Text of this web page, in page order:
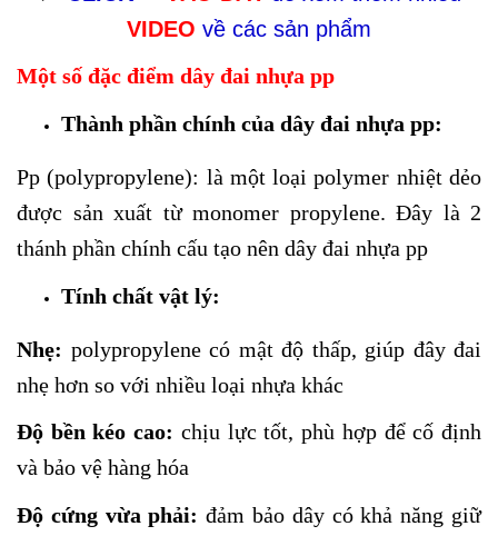
VIDEO về các sản phẩm
Một số đặc điểm dây đai nhựa pp
Thành phần chính của dây đai nhựa pp:
Pp (polypropylene): là một loại polymer nhiệt dẻo
được sản xuất từ monomer propylene. Đây là 2
thánh phần chính cấu tạo nên dây đai nhựa pp
Tính chất vật lý:
Nhẹ: polypropylene có mật độ thấp, giúp đây đai
nhẹ hơn so với nhiều loại nhựa khác
Độ bền kéo cao: chịu lực tốt, phù hợp để cố định
và bảo vệ hàng hóa
Độ cứng vừa phải: đảm bảo dây có khả năng giữ